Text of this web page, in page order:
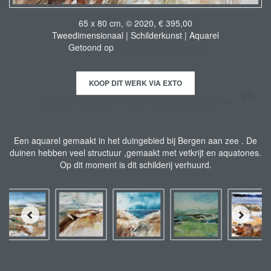
65 x 80 cm, © 2020, € 395,00
Tweedimensionaal | Schilderkunst | Aquarel
Getoond op
KOOP DIT WERK VIA EXTO
Een aquarel gemaakt in het duingebied bij Bergen aan zee . De
duinen hebben veel structuur ,gemaakt met vetkrijt en aquatones.
Op dit moment is dit schilderij verhuurd.